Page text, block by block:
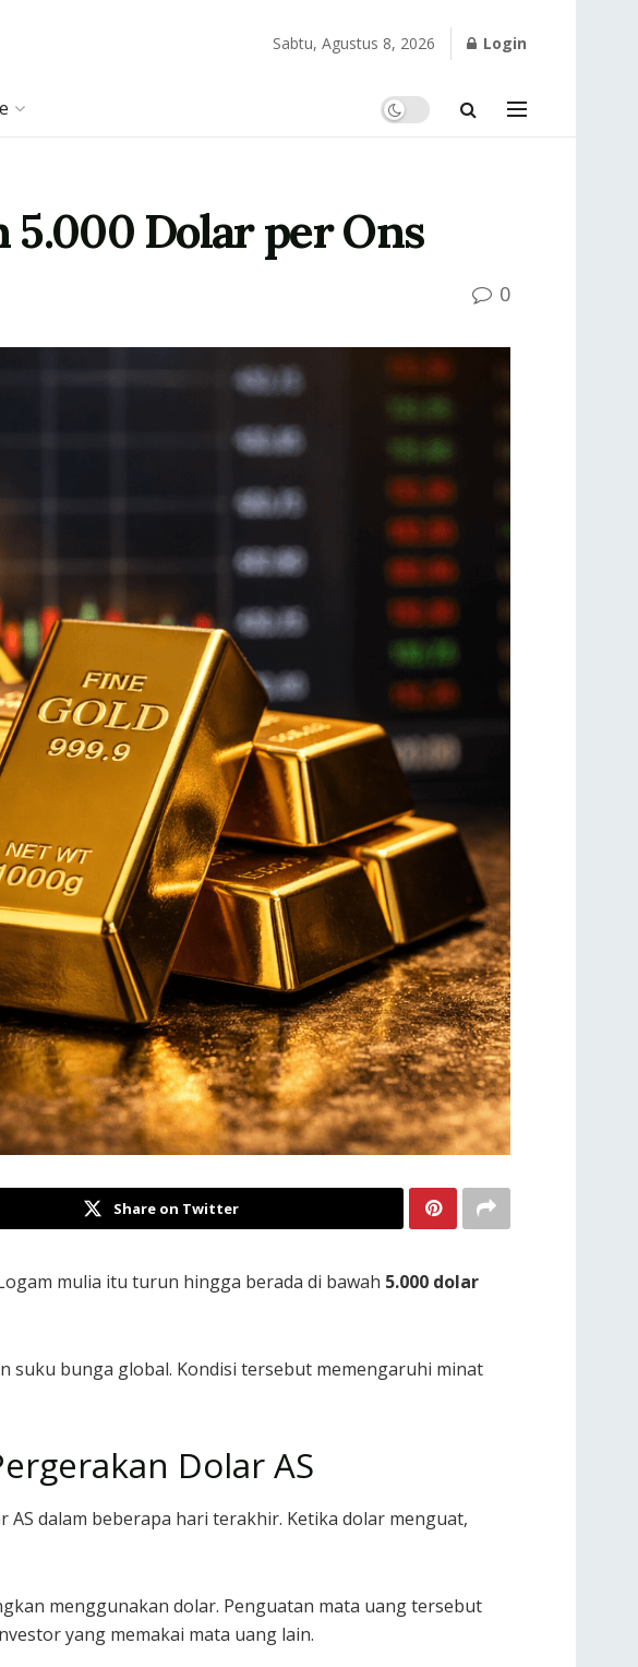
Sabtu, Agustus 8, 2026 Login
Dolar per Ons
0
Share on Twitter
mulia itu turun hingga berada di bawah 5.000 dolar
suku bunga global. Kondisi tersebut memengaruhi minat
Dolar AS
dalam beberapa hari terakhir. Ketika dolar menguat,
menggunakan dolar. Penguatan mata uang tersebut
yang memakai mata uang lain.